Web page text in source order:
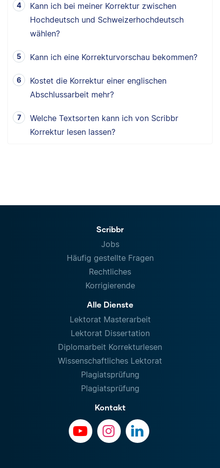
Kann ich bei meiner Korrektur zwischen
Hochdeutsch und Schweizerhochdeutsch
wählen?
Kann ich eine Korrekturvorschau bekommen?
Kostet die Korrektur einer englischen
Abschlussarbeit mehr?
Welche Textsorten kann ich von Scribbr
Korrektur lesen lassen?
Scribbr
Jobs
Häufig gestellte Fragen
Rechtliches
Korrigierende
Alle Dienste
Lektorat Masterarbeit
Lektorat Dissertation
Diplomarbeit Korrekturlesen
Wissenschaftliches Lektorat
Plagiatsprüfung
Plagiatsprüfung
Kontakt